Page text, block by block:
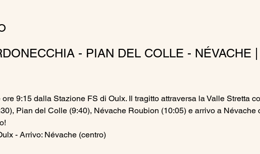
- PIAN DEL COLLE - NÉVACHE
9:15 dalla Stazione FS di Oulx. Il tragitto attraversa la Valle Stretta
Pian del Colle (9:40), Névache Roubion (10:05) e arrivo a Névache
- Arrivo: Névache (centro)